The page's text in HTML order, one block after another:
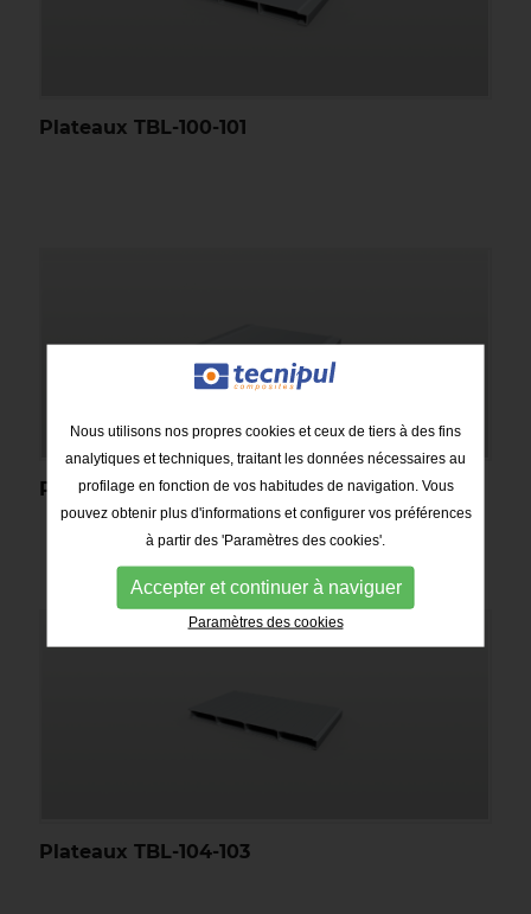
Plateaux TBL-100-101
Plateaux TBL-102
Plateaux TBL-104-103
Nous utilisons nos propres cookies et ceux de tiers à des fins
analytiques et techniques, traitant les données nécessaires au
profilage en fonction de vos habitudes de navigation. Vous
pouvez obtenir plus d'informations et configurer vos préférences
à partir des 'Paramètres des cookies'.
Accepter et continuer à naviguer
Paramètres des cookies